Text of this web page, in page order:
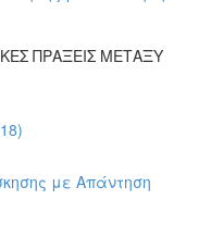
ΠΡΑΞΕΙΣ ΜΕΤΑΞΥ
με Απάντηση